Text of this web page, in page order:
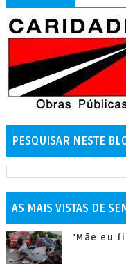
PESQUISAR NESTE
AS MAIS VISTAS DE
"Mãe eu